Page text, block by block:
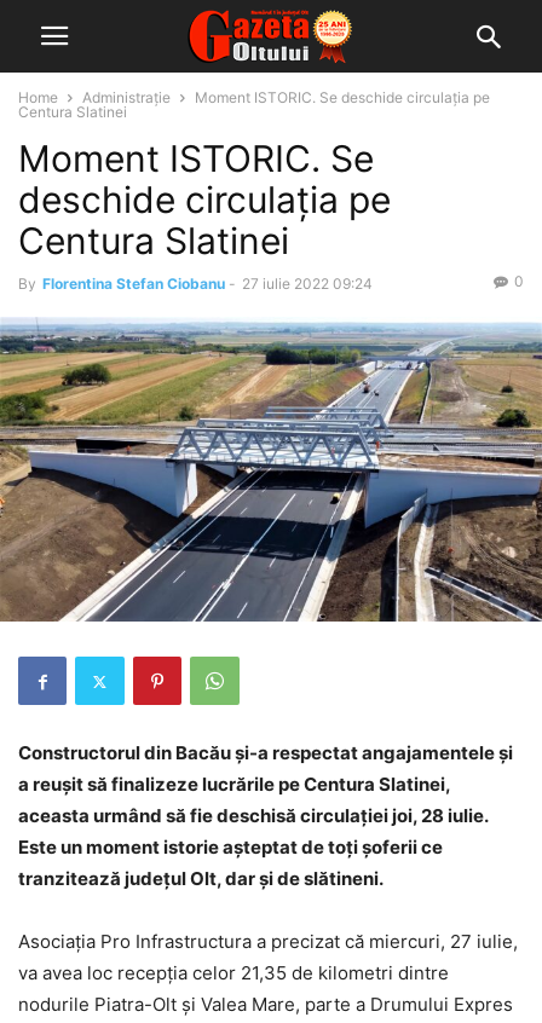
Home Administrație
Moment ISTORIC. Se deschide circulația pe
Centura Slatinei
Moment ISTORIC. Se
deschide circulația pe
Centura Slatinei
By Florentina Stefan Ciobanu - 27 iulie 2022 09:24 0
Constructorul din Bacău și-a respectat angajamentele și
a reușit să finalizeze lucrările pe Centura Slatinei,
aceasta urmând să fie deschisă circulației joi, 28 iulie.
Este un moment istorie așteptat de toți șoferii ce
tranzitează județul Olt, dar și de slătineni.
Asociația Pro Infrastructura a precizat că miercuri, 27 iulie,
va avea loc recepția celor 21,35 de kilometri dintre
nodurile Piatra-Olt și Valea Mare, parte a Drumului Expres